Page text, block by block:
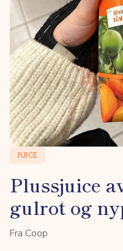
JUICE
Plussjuice
gulrot og
Fra Coop